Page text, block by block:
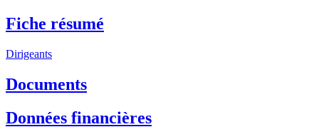
Fiche résumé
Dirigeants
Documents
Données financières